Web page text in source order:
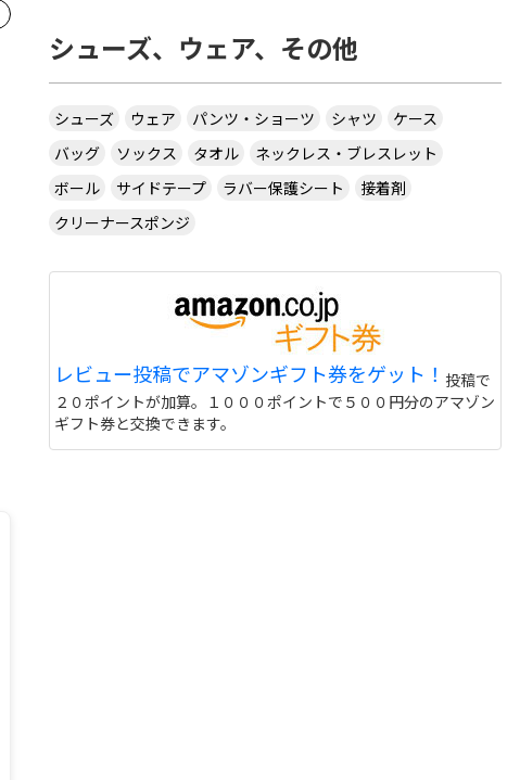
シューズ、ウェア、その他
シューズ ウェア パンツ・ショーツ シャツ
ケース
バッグ
ソックス タオル
ネックレス・ブレスレット
ボール
サイドテープ ラバー保護シート
接着剤
クリーナースポンジ
レビュー投稿でアマゾンギフト券をゲット！ 投稿で
２０ポイントが加算。１０００ポイントで５００円分のアマゾン
ギフト券と交換できます。